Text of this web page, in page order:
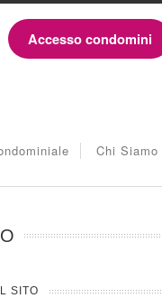
Accesso condomini
Chi Siamo
SITO